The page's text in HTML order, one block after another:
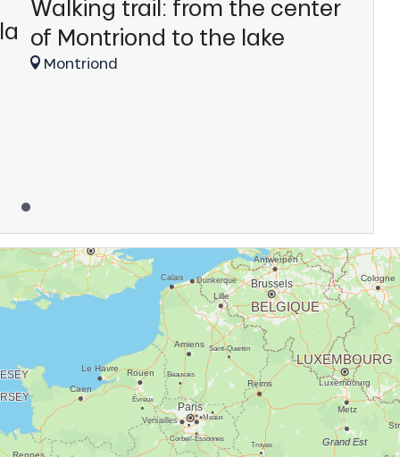
Walking trail: from the center
of Montriond to the lake
Montriond